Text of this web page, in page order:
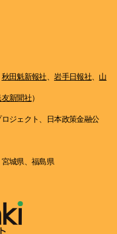
秋田魁新報社、岩手日報社、 山
新聞社）
ジェクト、日本政策金融公
宮城県、福島県